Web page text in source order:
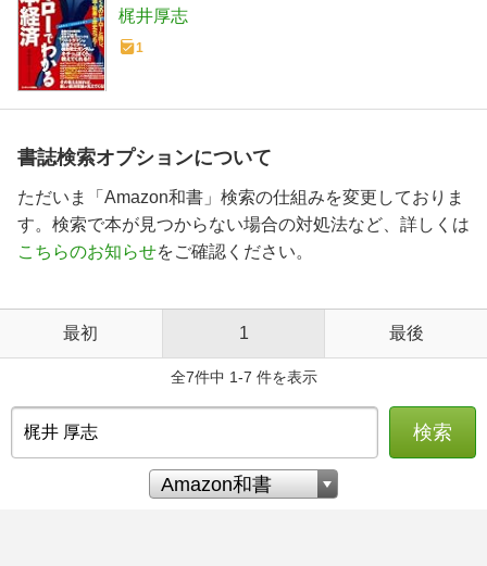
梶井厚志
1
書誌検索オプションについて
ただいま「Amazon和書」検索の仕組みを変更しておりま
す。検索で本が見つからない場合の対処法など、詳しくは
こちらのお知らせをご確認ください。
最初 1 最後
全7件中 1-7 件を表示
検索